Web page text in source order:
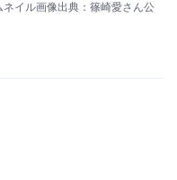
イル画像出典：篠崎愛さん公